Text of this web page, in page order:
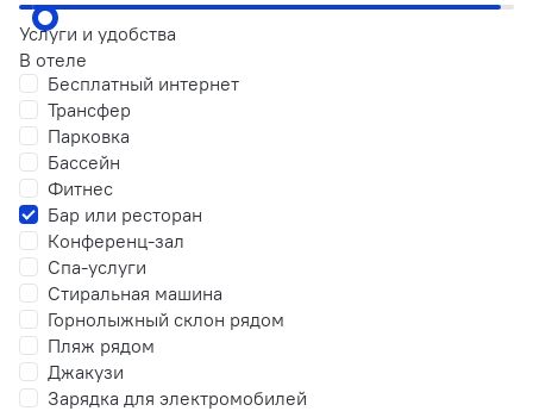
Услуги и удобства
В отеле
Бесплатный интернет
Трансфер
Парковка
Бассейн
Фитнес
Бар или ресторан
Конференц-зал
Спа-услуги
Стиральная машина
Горнолыжный склон рядом
Пляж рядом
Джакузи
Зарядка для электромобилей